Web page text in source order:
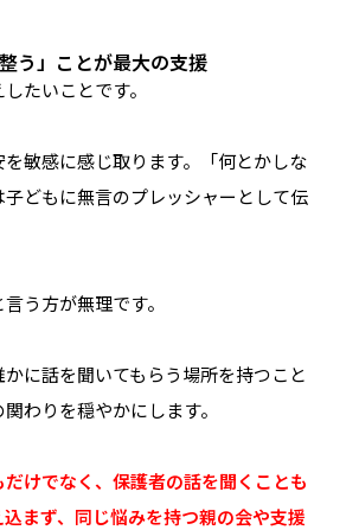
う」ことが最大の支援
たいことです。
敏感に感じ取ります。「何とかしな
どもに無言のプレッシャーとして伝
う方が無理です。
に話を聞いてもらう場所を持つこと
わりを穏やかにします。
けでなく、保護者の話を聞くことも
まず、同じ悩みを持つ親の会や支援